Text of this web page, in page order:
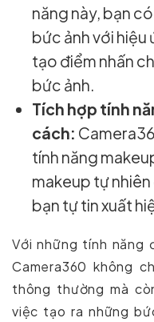
năng này, bạn
bức ảnh với
tạo điểm nhấn
bức ảnh.
Tích hợp tính
cách:
tính năng
makeup tự
bạn tự tin xuất
Với những tính năng
Camera360 không
thông thường mà
việc tạo ra những